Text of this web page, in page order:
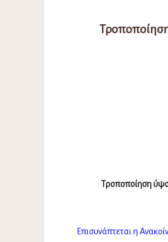
Τροποποίηση
Επισυνάπτεται η